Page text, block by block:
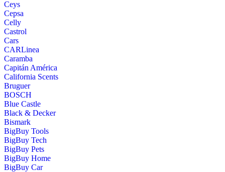
Ceys
Cepsa
Celly
Castrol
Cars
CARLinea
Caramba
Capitán América
California Scents
Bruguer
BOSCH
Blue Castle
Black & Decker
Bismark
BigBuy Tools
BigBuy Tech
BigBuy Pets
BigBuy Home
BigBuy Car